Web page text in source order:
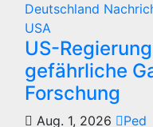
Deutschland
USA
US-
gefährliche
Forschung
Aug. 1, 2026 Ped